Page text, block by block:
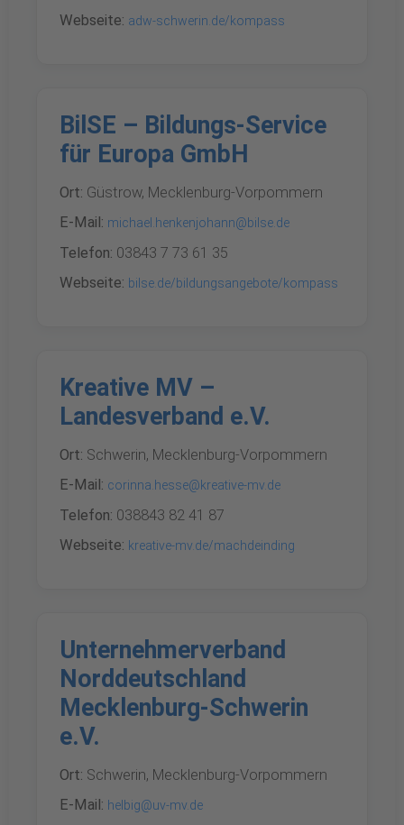
Webseite: adw-schwerin.de/kompass
BilSE – Bildungs-Service
für Europa GmbH
Ort: Güstrow, Mecklenburg-Vorpommern
E-Mail: michael.henkenjohann@bilse.de
Telefon: 03843 7 73 61 35
Webseite: bilse.de/bildungsangebote/kompass
Kreative MV –
Landesverband e.V.
Ort: Schwerin, Mecklenburg-Vorpommern
E-Mail: corinna.hesse@kreative-mv.de
Telefon: 038843 82 41 87
Webseite: kreative-mv.de/machdeinding
Unternehmerverband
Norddeutschland
Mecklenburg-Schwerin
e.V.
Ort: Schwerin, Mecklenburg-Vorpommern
E-Mail: helbig@uv-mv.de